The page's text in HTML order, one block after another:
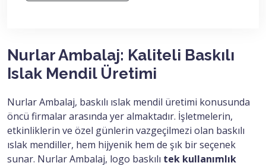
Nurlar Ambalaj: Kaliteli Baskılı
Islak Mendil Üretimi
Nurlar Ambalaj, baskılı ıslak mendil üretimi konusunda
öncü firmalar arasında yer almaktadır. İşletmelerin,
etkinliklerin ve özel günlerin vazgeçilmezi olan baskılı
ıslak mendiller, hem hijyenik hem de şık bir seçenek
sunar. Nurlar Ambalaj, logo baskılı tek kullanımlık